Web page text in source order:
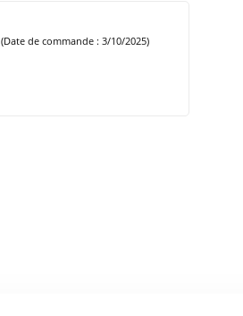
(Date de commande : 3/10/2025)